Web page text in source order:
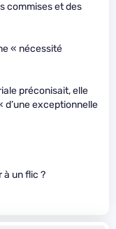
commises et des
« nécessité
préconisait, elle
d’une exceptionnelle
à un flic ?